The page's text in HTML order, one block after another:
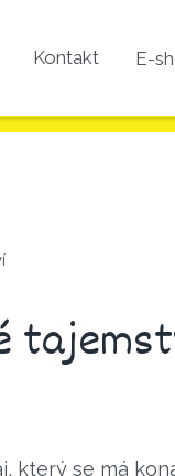
Kontakt E-
který se má